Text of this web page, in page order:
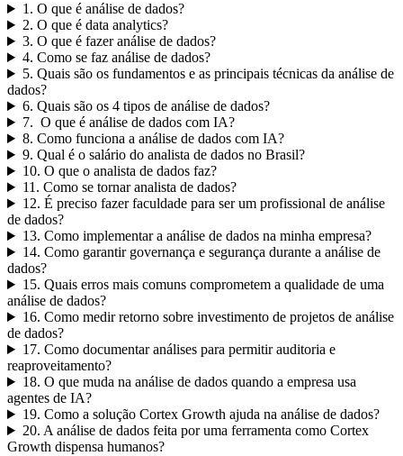
1. O que é análise de dados?
2. O que é data analytics?
3. O que é fazer análise de dados?
4. Como se faz análise de dados?
5. Quais são os fundamentos e as principais técnicas da análise de
dados?
6. Quais são os 4 tipos de análise de dados?
7. O que é análise de dados com IA?
8. Como funciona a análise de dados com IA?
9. Qual é o salário do analista de dados no Brasil?
10. O que o analista de dados faz?
11. Como se tornar analista de dados?
12. É preciso fazer faculdade para ser um profissional de análise
de dados?
13. Como implementar a análise de dados na minha empresa?
14. Como garantir governança e segurança durante a análise de
dados?
15. Quais erros mais comuns comprometem a qualidade de uma
análise de dados?
16. Como medir retorno sobre investimento de projetos de análise
de dados?
17. Como documentar análises para permitir auditoria e
reaproveitamento?
18. O que muda na análise de dados quando a empresa usa
agentes de IA?
19. Como a solução Cortex Growth ajuda na análise de dados?
20. A análise de dados feita por uma ferramenta como Cortex
Growth dispensa humanos?